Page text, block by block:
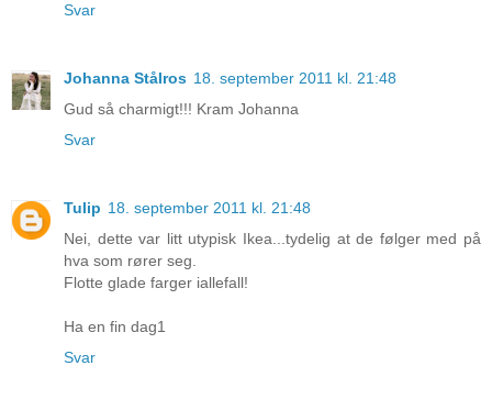
Svar
Johanna Stålros 18. september 2011 kl. 21:48
Gud så charmigt!!! Kram Johanna
Svar
Tulip 18. september 2011 kl. 21:48
Nei, dette var litt utypisk Ikea...tydelig at de følger med på
hva som rører seg.
Flotte glade farger iallefall!
Ha en fin dag1
Svar